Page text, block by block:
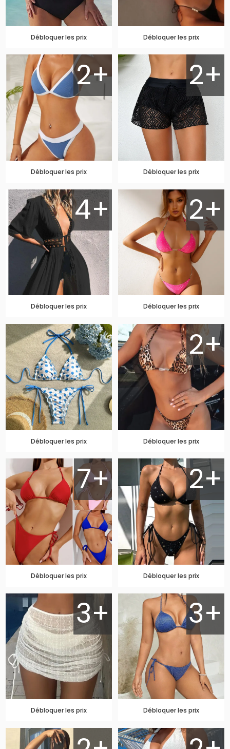
Débloquer les prix Débloquer les prix
2+
Débloquer les prix
2+
Débloquer les prix
4+
Débloquer les prix
2+
Débloquer les prix
Débloquer les prix
2+
Débloquer les prix
7+
Débloquer les prix
2+
Débloquer les prix
3+
Débloquer les prix
3+
Débloquer les prix